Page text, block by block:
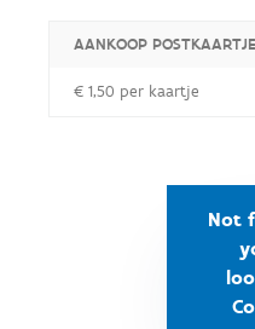
AANKOOP
€ 1,50 per kaartje
Not